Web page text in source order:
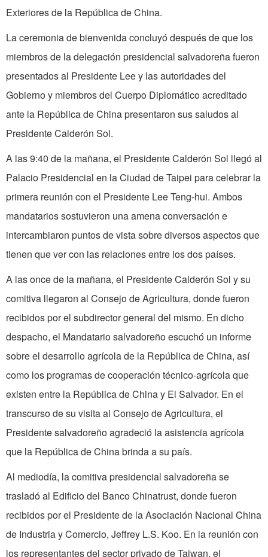
Exteriores de la República de China.
La ceremonia de bienvenida concluyó después de que los
miembros de la delegación presidencial salvadoreña fueron
presentados al Presidente Lee y las autori­dades del
Gobierno y miembros del Cuerpo Diplomático acreditado
ante la República de China presentaron sus saludos al
Presi­dente Calderón Sol.
A las 9:40 de la mañana, el Presidente Calderón Sol llegó al
Palacio Presidencial en la Ciudad de Taipei para celebrar la
primera reunión con el Presidente Lee Teng­-hui. Ambos
mandatarios sostuvieron una amena conversación e
intercambiaron puntos de vista sobre diversos aspectos que
tienen que ver con las relaciones entre los dos países.
A las once de la mañana, el Presidente Calderón Sol y su
comitiva llegaron al Consejo de Agricultura, donde fueron
recibidos por el subdirector general del mismo. En dicho
despacho, el Mandatario salvadoreño escuchó un informe
sobre el desarrollo agrícola de la República de China, así
como los programas de cooperación técnico-agrícola que
existen entre la República de China y El Salvador. En el
transcurso de su visita al Consejo de Agricultura, el
Presidente salvadoreño agradeció la asistencia agrícola
que la República de China brinda a su país.
Al mediodía, la comitiva presidencial salvadoreña se
trasladó al Edificio del Banco Chinatrust, donde fueron
recibidos por el Presidente de la Asociación Nacional China
de Industria y Comercio, Jeffrey L.S. Koo. En la reunión con
los representantes del sector privado de Taiwan, el